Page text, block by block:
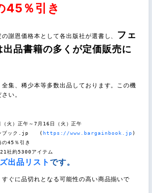
45％引き
謝恩価格本として各出版社が選書し、
フェ
出品書籍の多くが定価販売に
集、稀少本等多数出品しております。この機
い。
正午～7月16日（火）正午
ブック.jp ( https://www.bargainbook.jp )
45％引き
社約5300アイテム
出品リスト です。
すぐに品切れとなる可能性の高い商品揃いで